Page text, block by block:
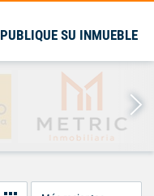
PUBLIQUE SU INMUEBLE